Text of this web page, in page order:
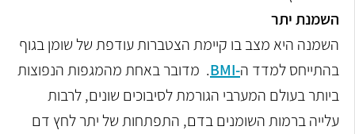
השמנת יתר
השמנה היא מצב בו קיימת הצטברות עודפת של שומן בגוף
בהתייחס למדד ה-
BMI
. מדובר באחת מהמגפות הנפוצות
ביותר בעולם המערבי הגורמת לסיבוכים שונים, לרבות
עלייהברמות השומנים בדם, התפתחות של יתר לחץ דם